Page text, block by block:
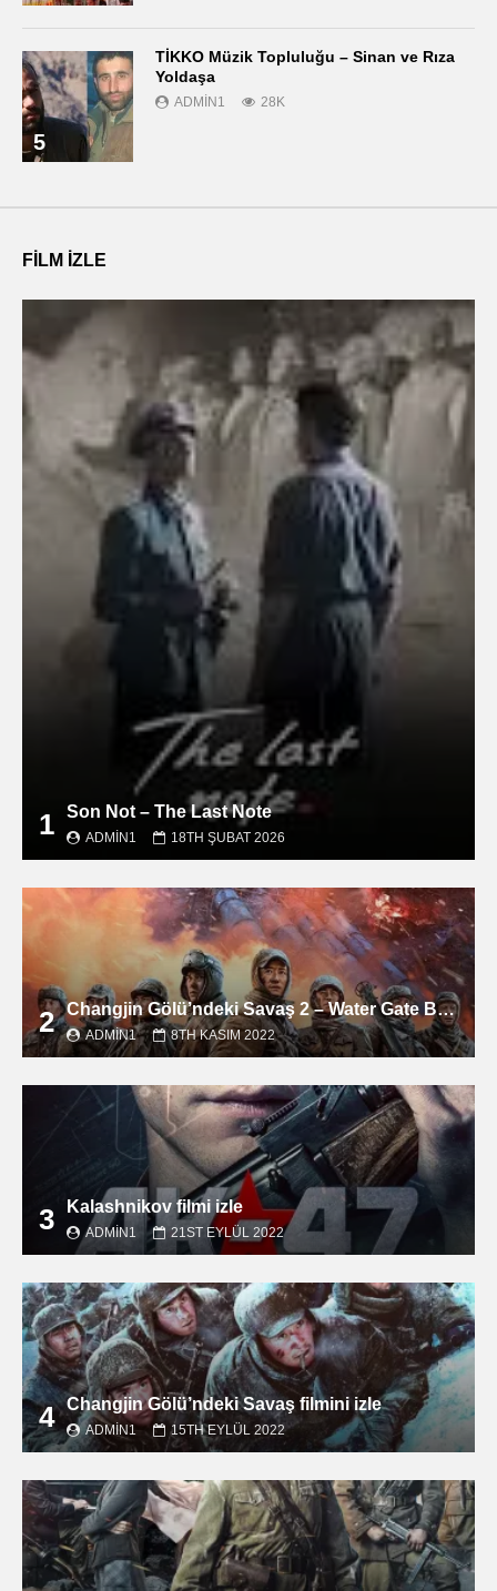
5
TİKKO Müzik Topluluğu – Sinan ve Rıza
Yoldaşa
ADMIN1 28K
FILM IZLE
1 Son Not – The Last Note
ADMIN1 18TH ŞUBAT 2026
2 Changjin Gölü’ndeki Savaş 2 – Water Gate Bridge filmini izle
ADMIN1 8TH KASIM 2022
3 Kalashnikov filmi izle
ADMIN1 21ST EYLÜL 2022
4 Changjin Gölü’ndeki Savaş filmini izle
ADMIN1 15TH EYLÜL 2022